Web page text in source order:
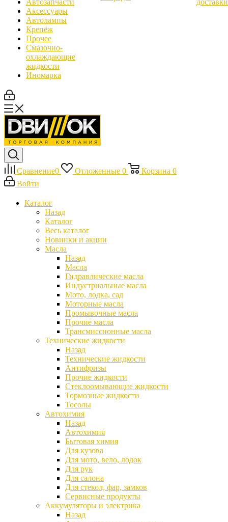
Автозапчасти
Аксессуары
Автолампы
Крепёж
Прочее
Смазочно-
охлаждающие
жидкости
Иномарка
доставки
Сравнение0 Отложенные 0 Корзина 0
Войти
Каталог
Назад
Каталог
Весь каталог
Новинки и акции
Масла
Назад
Масла
Гидравлические масла
Индустриальные масла
Мото, лодка, сад
Моторные масла
Промывочные масла
Прочие масла
Трансмиссионные масла
Технические жидкости
Назад
Технические жидкости
Антифризы
Прочие жидкости
Стеклоомывающие жидкости
Тормозные жидкости
Тосолы
Автохимия
Назад
Автохимия
Бытовая химия
Для кузова
Для мото, вело, лодок
Для рук
Для салона
Для стекол, фар, замков
Сервисные продукты
Аккумуляторы и электрика
Назад